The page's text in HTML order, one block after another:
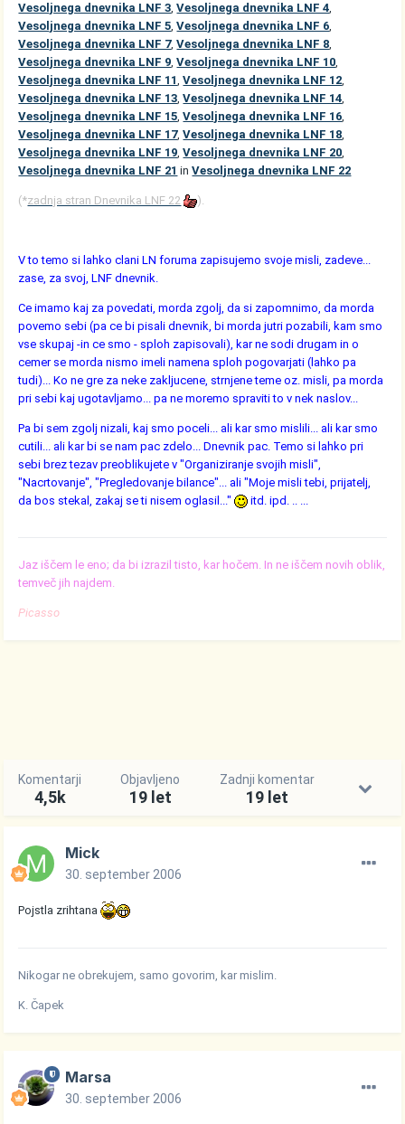
Vesoljnega dnevnika LNF 3,Vesoljnega dnevnika LNF 4,
Vesoljnega dnevnika LNF 5,Vesoljnega dnevnika LNF 6,
Vesoljnega dnevnika LNF 7,Vesoljnega dnevnika LNF 8,
Vesoljnega dnevnika LNF 9,Vesoljnega dnevnika LNF 10,
Vesoljnega dnevnika LNF 11,Vesoljnega dnevnika LNF 12,
Vesoljnega dnevnika LNF 13,Vesoljnega dnevnika LNF 14,
Vesoljnega dnevnika LNF 15,Vesoljnega dnevnika LNF 16,
Vesoljnega dnevnika LNF 17,Vesoljnega dnevnika LNF 18,
Vesoljnega dnevnika LNF 19,Vesoljnega dnevnika LNF 20,
Vesoljnega dnevnika LNF 21 inVesoljnega dnevnika LNF 22
(*zadnja stran Dnevnika LNF 22 ).
V to temo si lahko clani LN foruma zapisujemo svoje misli, zadeve...
zase, za svoj, LNF dnevnik.
Ce imamo kaj za povedati, morda zgolj, da si zapomnimo, da morda
povemo sebi (pa ce bi pisali dnevnik, bi morda jutri pozabili, kam smo
vse skupaj -in ce smo - sploh zapisovali), kar ne sodi drugam in o
cemer se morda nismo imeli namena sploh pogovarjati (lahko pa
tudi)... Ko ne gre za neke zakljucene, strnjene teme oz. misli, pa morda
pri sebi kaj ugotavljamo... pa ne moremo spraviti to v nek naslov...
Pa bi sem zgolj nizali, kaj smo poceli... ali kar smo mislili... ali kar smo
cutili... ali kar bi se nam pac zdelo... Dnevnik pac. Temo si lahko pri
sebi brez tezav preoblikujete v "Organiziranje svojih misli",
"Nacrtovanje", "Pregledovanje bilance"... ali "Moje misli tebi, prijatelj,
da bos stekal, zakaj se ti nisem oglasil..."
itd. ipd. .. ...
Jaz iščem le eno; da bi izrazil tisto, kar hočem. In ne iščem novih oblik,
temveč jih najdem.
Picasso
Komentarji
4,5k
Objavljeno
19 let
Zadnji komentar
19 let
Mick
30. september 2006
Pojstla zrihtana
Nikogar ne obrekujem, samo govorim, kar mislim.
K. Čapek
Marsa
30. september 2006